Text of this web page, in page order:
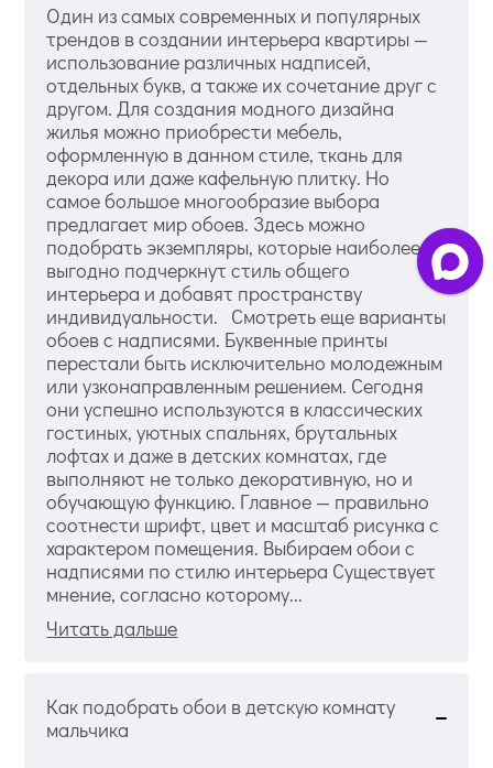
Один из самых современных и популярных
трендов в создании интерьера квартиры —
использование различных надписей,
отдельных букв, а также их сочетание друг с
другом. Для создания модного дизайна
жилья можно приобрести мебель,
оформленную в данном стиле, ткань для
декора или даже кафельную плитку. Но
самое большое многообразие выбора
предлагает мир обоев. Здесь можно
подобрать экземпляры, которые наиболее
выгодно подчеркнут стиль общего
интерьера и добавят пространству
индивидуальности. Смотреть еще варианты
обоев с надписями. Буквенные принты
перестали быть исключительно молодежным
или узконаправленным решением. Сегодня
они успешно используются в классических
гостиных, уютных спальнях, брутальных
лофтах и даже в детских комнатах, где
выполняют не только декоративную, но и
обучающую функцию. Главное — правильно
соотнести шрифт, цвет и масштаб рисунка с
характером помещения. Выбираем обои с
надписями по стилю интерьера Существует
мнение, согласно которому...
Читать дальше
Как подобрать обои в детскую комнату
мальчика